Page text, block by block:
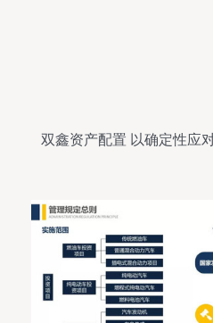
双鑫资产配置 以确定性应